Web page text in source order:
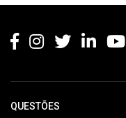
QUESTÕES